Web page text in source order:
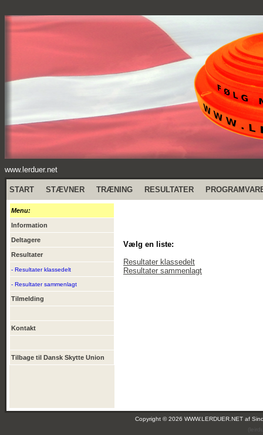
www.lerduer.net
START STÆVNER TRÆNING RESULTATER
Menu:
Information
Deltagere
Resultater
- Resultater klassedelt
- Resultater sammenlagt
Tilmelding
Kontakt
Tilbage til Dansk Skytte Union
Vælg en liste:
Resultater klassedelt
Resultater sammenlagt
Copyright © 2026 WWW.LERDUER.NET af